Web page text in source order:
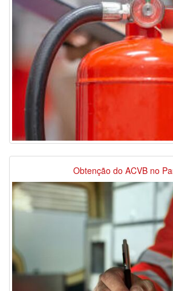
Obtenção do ACVB no